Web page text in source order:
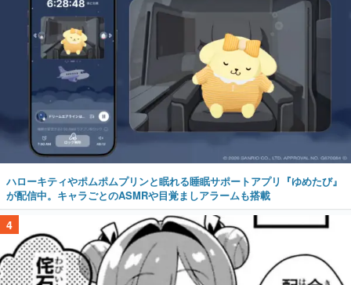
ハローキティやポムポムプリンと眠れる睡眠サポートアプリ『ゆめたび』
が配信中。キャラごとのASMRや目覚ましアラームも搭載
4